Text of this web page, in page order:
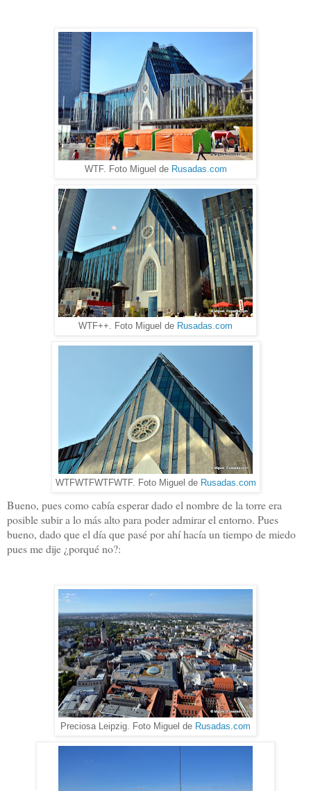
WTF. Foto Miguel de Rusadas.com
WTF++. Foto Miguel de Rusadas.com
WTFWTFWTFWTF. Foto Miguel de Rusadas.com
Bueno, pues como cabía esperar dado el nombre de la torre era
posible subir a lo más alto para poder admirar el entorno. Pues
bueno, dado que el día que pasé por ahí hacía un tiempo de miedo
pues me dije ¿porqué no?:
Preciosa Leipzig. Foto Miguel de Rusadas.com